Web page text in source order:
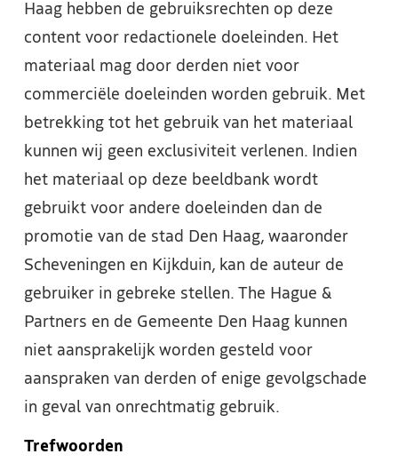
Haag hebben de gebruiksrechten op deze
content voor redactionele doeleinden. Het
materiaal mag door derden niet voor
commerciële doeleinden worden gebruik. Met
betrekking tot het gebruik van het materiaal
kunnen wij geen exclusiviteit verlenen. Indien
het materiaal op deze beeldbank wordt
gebruikt voor andere doeleinden dan de
promotie van de stad Den Haag, waaronder
Scheveningen en Kijkduin, kan de auteur de
gebruiker in gebreke stellen. The Hague &
Partners en de Gemeente Den Haag kunnen
niet aansprakelijk worden gesteld voor
aanspraken van derden of enige gevolgschade
in geval van onrechtmatig gebruik.
Trefwoorden